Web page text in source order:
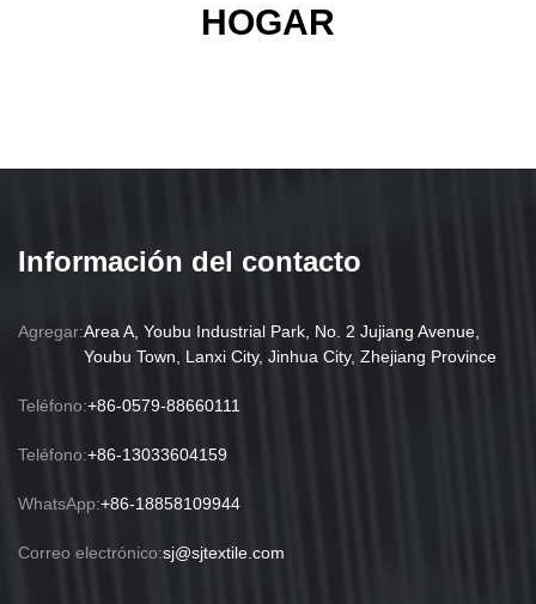
HOGAR
Información del contacto
Agregar:Area A, Youbu Industrial Park, No. 2 Jujiang Avenue,
Youbu Town, Lanxi City, Jinhua City, Zhejiang Province
Teléfono:+86-0579-88660111
Teléfono:+86-13033604159
WhatsApp:+86-18858109944
Correo electrónico:sj@sjtextile.com